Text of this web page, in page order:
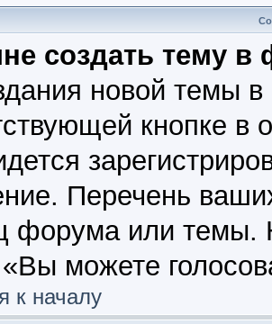
создать тему в
новой темы
кнопке
Перечень
форума или темы.
можете
к началу